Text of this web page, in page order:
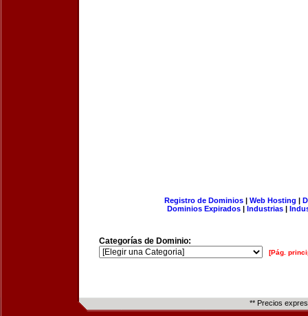
Registro de Dominios| Web Hosting |
Dominios Expirados | Industrias |
Categorías de Dominio:
[Pág.
** Precios